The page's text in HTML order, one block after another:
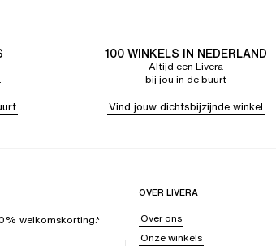
100 WINKELS IN NEDERLAND
Altijd een Livera
bij jou in de buurt
Vind jouw dichtsbijzijnde winkel
welkomskorting.*
OVER LIVERA
Over ons
Onze winkels